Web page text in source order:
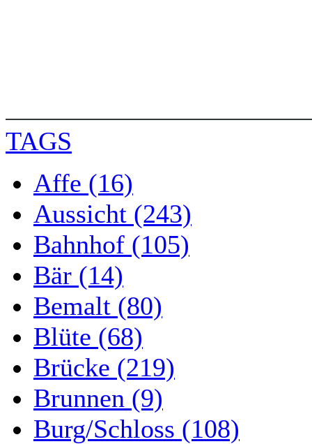
TAGS
Affe (16)
Aussicht (243)
Bahnhof (105)
Bär (14)
Bemalt (80)
Blüte (68)
Brücke (219)
Brunnen (9)
Burg/Schloss (108)